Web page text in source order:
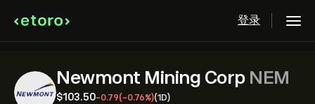
登录
Newmont Mining Corp NEM
‎$‎103.50-0.79(-0.76%)(1D)